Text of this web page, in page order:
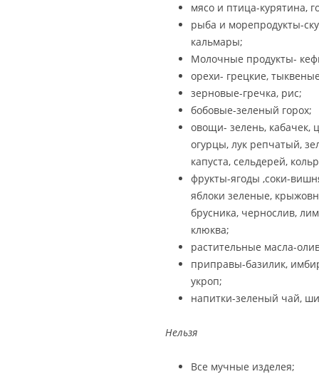
мясо и птица-курятина,
рыба и морепродукты-
кальмары;
Молочные продукты-
орехи- грецкие,
зерновые-гречка, рис;
бобовые-зеленый горох;
овощи- зелень, кабачек,
огурцы, лук репчатый,
капуста, сельдерей,
фрукты-ягоды ,соки-
яблоки зеленые,
брусника, чернослив,
клюква;
растительные масла-
приправы-базилик,
укроп;
напитки-зеленый чай,
Нельзя
Все мучные изделея;